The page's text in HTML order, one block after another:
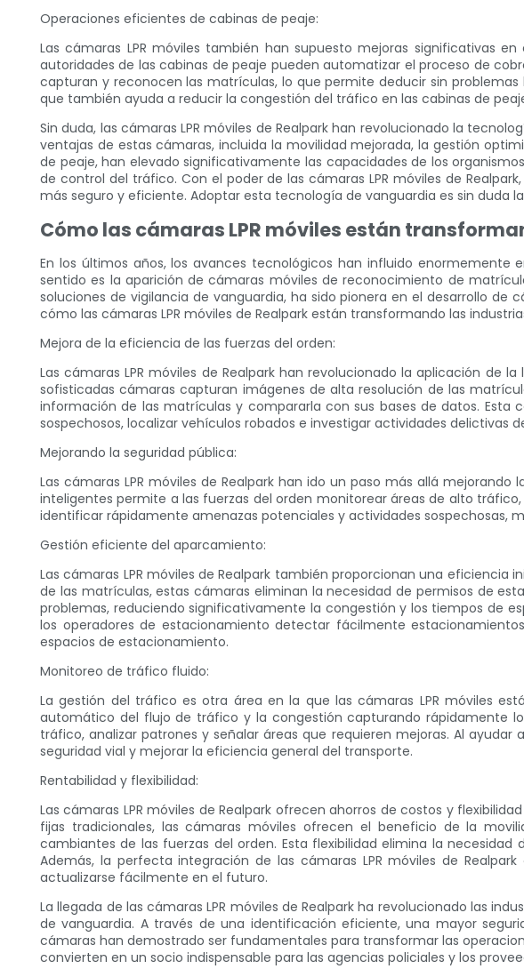
Operaciones eficientes de cabinas de peaje:
Las cámaras LPR móviles también han supuesto mejoras significativas
autoridades de las cabinas de peaje pueden automatizar el proceso de
capturan y reconocen las matrículas, lo que permite deducir sin
que también ayuda a reducir la congestión del tráfico en las cabinas de
Sin duda, las cámaras LPR móviles de Realpark han revolucionado la
ventajas de estas cámaras, incluida la movilidad mejorada, la gestión
de peaje, han elevado significativamente las capacidades de los
de control del tráfico. Con el poder de las cámaras LPR móviles de
más seguro y eficiente. Adoptar esta tecnología de vanguardia es sin duda
Cómo las cámaras LPR móviles están
En los últimos años, los avances tecnológicos han influido enormemente
sentido es la aparición de cámaras móviles de reconocimiento de
soluciones de vigilancia de vanguardia, ha sido pionera en el desarrollo
cómo las cámaras LPR móviles de Realpark están transformando las
Mejora de la eficiencia de las fuerzas del orden:
Las cámaras LPR móviles de Realpark han revolucionado la aplicación
sofisticadas cámaras capturan imágenes de alta resolución de las
información de las matrículas y compararla con sus bases de datos.
sospechosos, localizar vehículos robados e investigar actividades delictivas
Mejorando la seguridad pública:
Las cámaras LPR móviles de Realpark han ido un paso más allá
inteligentes permite a las fuerzas del orden monitorear áreas de alto
identificar rápidamente amenazas potenciales y actividades sospechosas,
Gestión eficiente del aparcamiento:
Las cámaras LPR móviles de Realpark también proporcionan una
de las matrículas, estas cámaras eliminan la necesidad de permisos de
problemas, reduciendo significativamente la congestión y los tiempos de
los operadores de estacionamiento detectar fácilmente
espacios de estacionamiento.
Monitoreo de tráfico fluido:
La gestión del tráfico es otra área en la que las cámaras LPR móviles
automático del flujo de tráfico y la congestión capturando rápidamente
tráfico, analizar patrones y señalar áreas que requieren mejoras. Al
seguridad vial y mejorar la eficiencia general del transporte.
Rentabilidad y flexibilidad:
Las cámaras LPR móviles de Realpark ofrecen ahorros de costos y
fijas tradicionales, las cámaras móviles ofrecen el beneficio de la
cambiantes de las fuerzas del orden. Esta flexibilidad elimina la
Además, la perfecta integración de las cámaras LPR móviles de
actualizarse fácilmente en el futuro.
La llegada de las cámaras LPR móviles de Realpark ha revolucionado las
de vanguardia. A través de una identificación eficiente, una mayor
cámaras han demostrado ser fundamentales para transformar las
convierten en un socio indispensable para las agencias policiales y los